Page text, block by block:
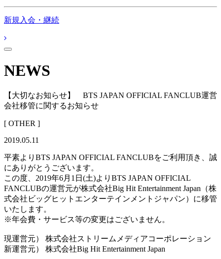
新規入会・継続
NEWS
【大切なお知らせ】 BTS JAPAN OFFICIAL FANCLUB運営
会社移管に関するお知らせ
[ OTHER ]
2019.05.11
平素よりBTS JAPAN OFFICIAL FANCLUBをご利用頂き、誠
にありがとうございます。
この度、2019年6月1日(土)よりBTS JAPAN OFFICIAL
FANCLUBの運営元が株式会社Big Hit Entertainment Japan（株
式会社ビッグヒットエンターテインメントジャパン）に移管
いたします。
※年会費・サービス等の変更はございません。
現運営元） 株式会社ストリームメディアコーポレーション
新運営元） 株式会社Big Hit Entertainment Japan